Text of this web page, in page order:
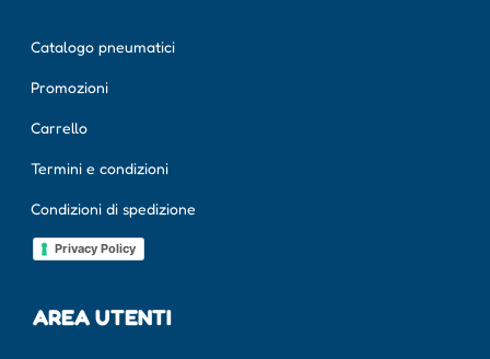
Catalogo pneumatici
Promozioni
Carrello
Termini e condizioni
Condizioni di spedizione
Privacy Policy
AREA UTENTI